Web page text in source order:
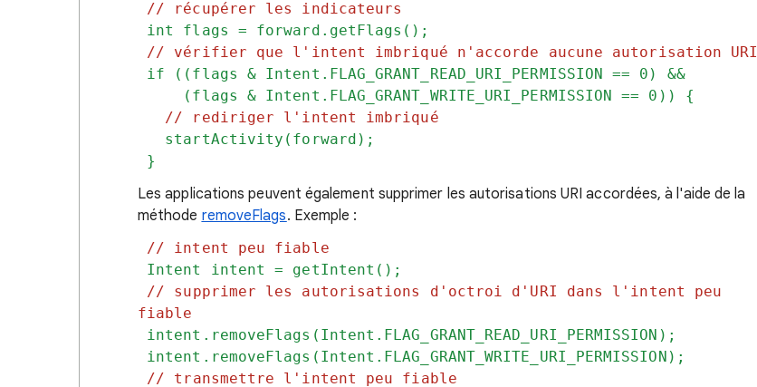
// récupérer les indicateurs
int flags = forward.getFlags();
// vérifier que l'intent imbriqué n'accorde aucune autorisation URI
if ((flags & Intent.FLAG_GRANT_READ_URI_PERMISSION == 0) &&
(flags & Intent.FLAG_GRANT_WRITE_URI_PERMISSION == 0)) {
// rediriger l'intent imbriqué
startActivity(forward);
}
Les applications peuvent également supprimer les autorisations URI accordées, à l'aide de la
méthode removeFlags. Exemple :
// intent peu fiable
Intent intent = getIntent();
// supprimer les autorisations d'octroi d'URI dans l'intent peu
fiable
intent.removeFlags(Intent.FLAG_GRANT_READ_URI_PERMISSION);
intent.removeFlags(Intent.FLAG_GRANT_WRITE_URI_PERMISSION);
// transmettre l'intent peu fiable